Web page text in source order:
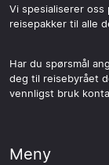
Vi spesialiserer oss
reisepakker til alle
Har du spørsmål
deg til reisebyrået
vennligst bruk
Meny